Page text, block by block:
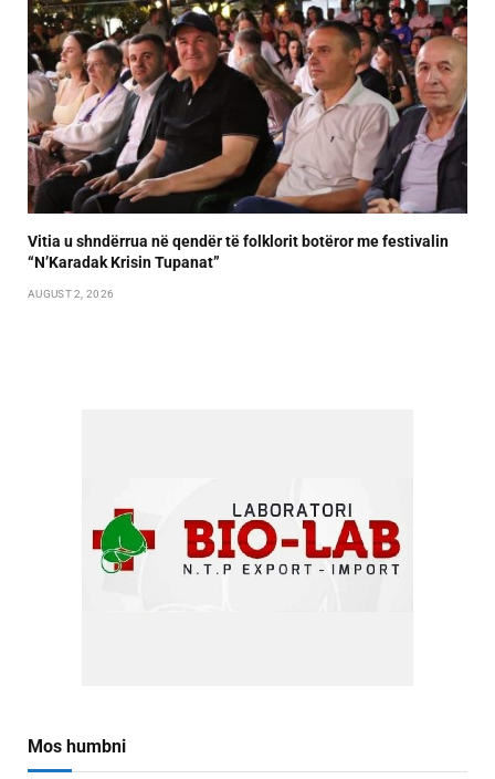
Vitia u shndërrua në qendër të folklorit botëror me festivalin
“N’Karadak Krisin Tupanat”
AUGUST 2, 2026
Mos humbni